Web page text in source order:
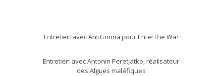
Entretien avec AntiGonna pour Enter the War
Entretien avec Antonin Peretjatko, réalisateur
des Algues maléfiques